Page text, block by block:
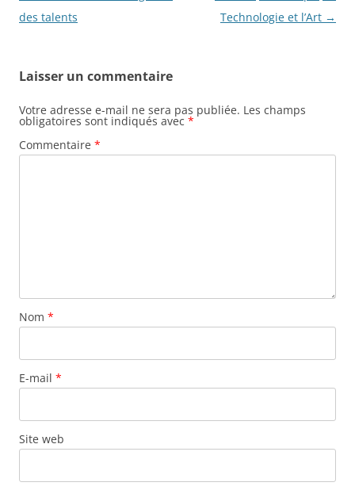
des
des talents
Technologie et l’Art →
Laisser un commentaire
Votre adresse e-mail ne sera pas publiée. Les champs
obligatoires sont indiqués avec *
Commentaire *
Nom *
E-mail *
Site web